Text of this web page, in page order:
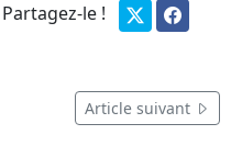
le !
Article suivant